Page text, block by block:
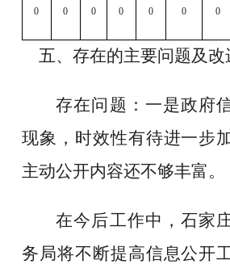
0 0 0 0 0 0 0
五、存在的主要问题及改
存在问题：一是政府
现象，时效性有待进一步
主动公开内容还不够丰富。
在今后工作中，石家
务局将不断提高信息公开